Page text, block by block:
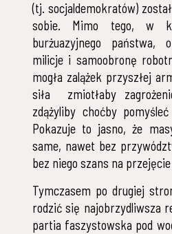
(tj. socjaldemokratów)
sobie. Mimo tego, w
burżuazyjnego państwa,
milicje i samoobronę
mogła zalążek przyszłej
siła zmiotłaby
zdążyliby choćby
Pokazuje to jasno, że
same, nawet bez
bez niego szans na przejęcie
Tymczasem po drugiej
rodzić się najobrzydliwsza
partia faszystowska pod